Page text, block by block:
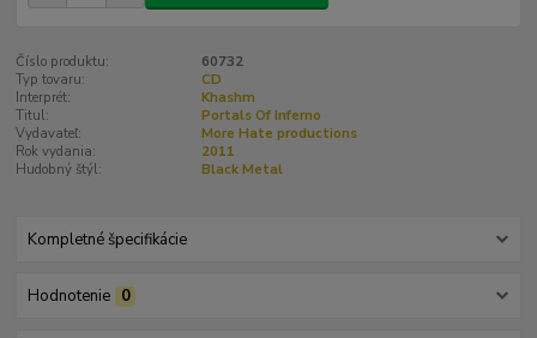
Číslo produktu:
60732
Typ tovaru:
CD
Interprét:
Khashm
Titul:
Portals Of Inferno
Vydavateľ:
More Hate productions
Rok vydania:
2011
Hudobný štýl:
Black Metal
Kompletné špecifikácie
Hodnotenie 0